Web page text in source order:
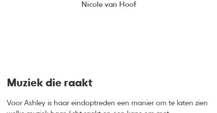
Nicole van Hoof
Muziek die raakt
Voor Ashley is haar eindoptreden een manier om te laten zien